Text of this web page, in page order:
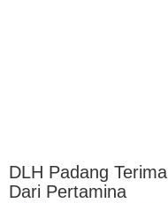
DLH Padang
Dari Pertamina